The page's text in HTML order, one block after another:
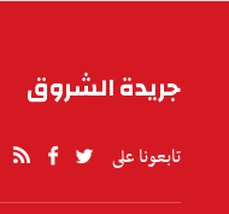
جريدة الشروق
تابعونا على